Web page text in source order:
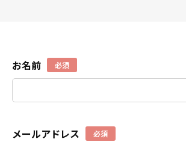
お名前 必須
メールアドレス 必須